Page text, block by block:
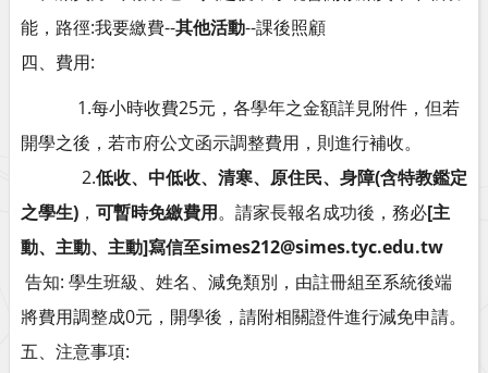
能，路徑:我要繳費--其他活動--課後照顧
四、費用:
1.每小時收費25元，各學年之金額詳見附件，但若
開學之後，若市府公文函示調整費用，則進行補收。
2.低收、中低收、清寒、原住民、身障(含特教鑑定
之學生) ， 可暫時免繳費用。請家長報名成功後，務必[主
動、主動、主動]寫信至simes212@simes.tyc.edu.tw
告知: 學生班級、姓名、減免類別，由註冊組至系統後端
將費用調整成0元，開學後，請附相關證件進行減免申請。
五、注意事項: